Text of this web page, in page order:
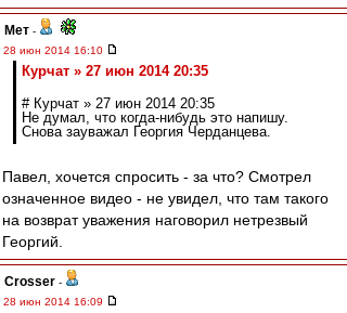
Мет -
28 июн 2014 16:10
Курчат » 27 июн 2014 20:35
# Курчат » 27 июн 2014 20:35
Не думал, что когда-нибудь это напишу.
Снова зауважал Георгия Черданцева.
Павел, хочется спросить - за что? Смотрел
означенное видео - не увидел, что там такого
на возврат уважения наговорил нетрезвый
Георгий.
Crosser -
28 июн 2014 16:09